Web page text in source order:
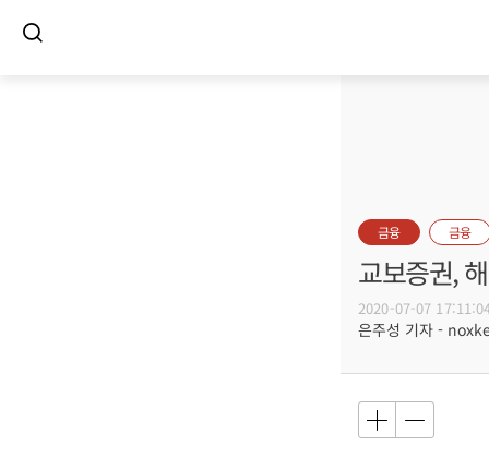
금융 금융
교보증권,
2020-07-07
은주성 기자 -